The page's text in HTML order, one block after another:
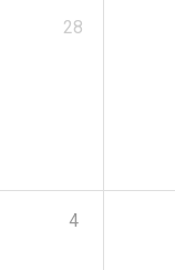
28
4